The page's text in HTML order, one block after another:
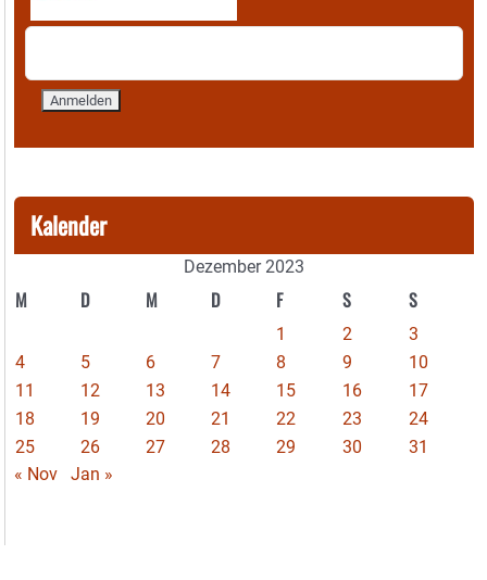
Kalender
Dezember 2023
M D M D F S S
1 2
3
4
5 6 7 8 9
10
11
12 13 14 15 16
17
18
19 20 21 22 23
24
25
26 27 28 29 30
31
« Nov
Jan »